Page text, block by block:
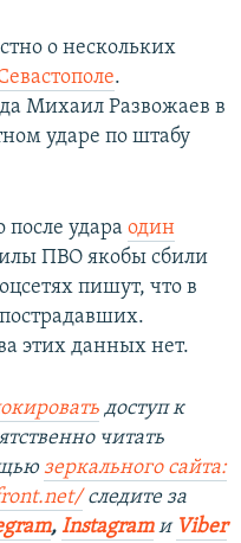
о нескольких
.
Михаил Развожаев в
ударе по штабу
удара один
ПВО якобы сбили
пишут, что в
пострадавших.
этих данных нет.
доступ к
читать
зеркального сайта:
следите за
, Instagramи Viber